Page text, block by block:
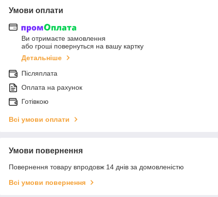
Умови оплати
Ви отримаєте замовлення
або гроші повернуться на вашу картку
Детальніше
Післяплата
Оплата на рахунок
Готівкою
Всі умови оплати
Умови повернення
Повернення товару впродовж 14 днів за домовленістю
Всі умови повернення